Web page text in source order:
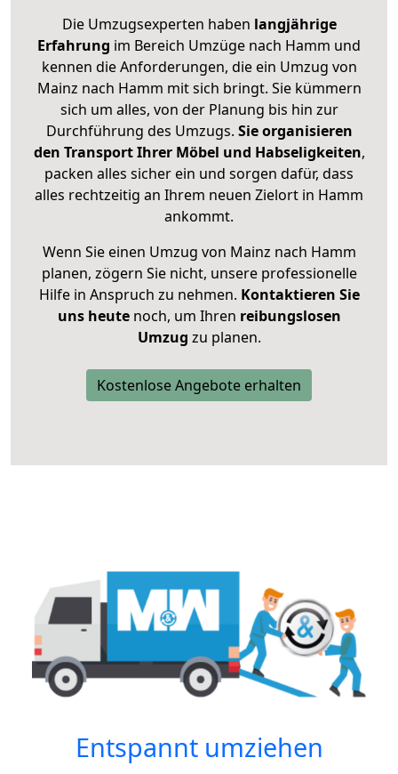
Die Umzugsexperten haben langjährige
Erfahrung im Bereich Umzüge nach Hamm und
kennen die Anforderungen, die ein Umzug von
Mainz nach Hamm mit sich bringt. Sie kümmern
sich um alles, von der Planung bis hin zur
Durchführung des Umzugs. Sie organisieren
den Transport Ihrer Möbel und Habseligkeiten,
packen alles sicher ein und sorgen dafür, dass
alles rechtzeitig an Ihrem neuen Zielort in Hamm
ankommt.
Wenn Sie einen Umzug von Mainz nach Hamm
planen, zögern Sie nicht, unsere professionelle
Hilfe in Anspruch zu nehmen. Kontaktieren Sie
uns heutenoch, um Ihren reibungslosen
Umzug zu planen.
Kostenlose Angebote erhalten
Entspannt umziehen